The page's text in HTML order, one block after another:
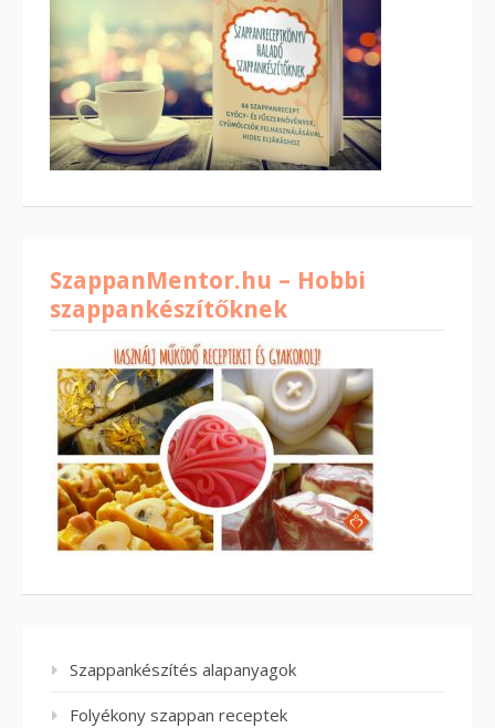
SzappanMentor.hu – Hobbi
szappankészítőknek
Szappankészítés alapanyagok
Folyékony szappan receptek